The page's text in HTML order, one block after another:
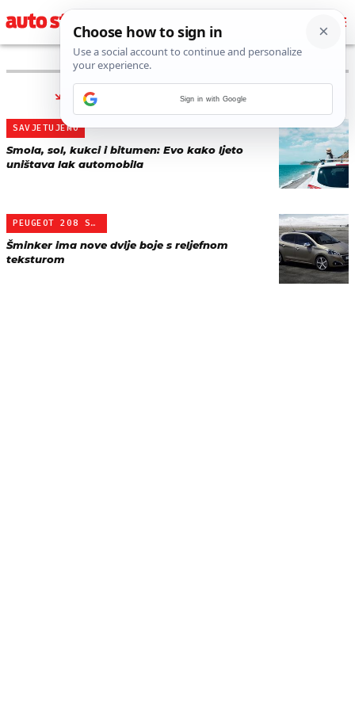
PRONAĐENO 2 REZULTATA ZA TAG “
SAVJETUJEMO
Smola, sol, kukci i bitumen: Evo kako ljeto
uništava lak automobila
PEUGEOT 208 S NOVIM BOJA…
Šminker ima nove dvije boje s reljefnom
teksturom
Sign in with Google